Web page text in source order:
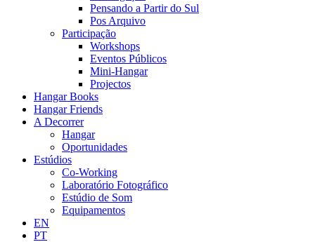
Pensando a Partir do Sul
Pos Arquivo
Participação
Workshops
Eventos Públicos
Mini-Hangar
Projectos
Hangar Books
Hangar Friends
A Decorrer
Hangar
Oportunidades
Estúdios
Co-Working
Laboratório Fotográfico
Estúdio de Som
Equipamentos
EN
PT